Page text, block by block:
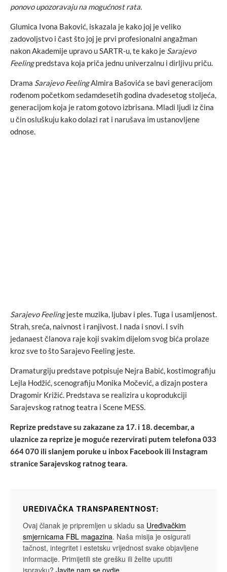
ponovo upozoravaju na mogućnost rata.
Glumica Ivona Baković, iskazala je kako joj je veliko
zadovoljstvo i čast što joj je prvi profesionalni angažman
nakon Akademije upravo u SARTR-u, te kako je Sarajevo
Feelingpredstava koja priča jednu univerzalnu i dirljivu priču.
Drama Sarajevo FeelingAlmira Bašovića se bavi generacijom
rođenom početkom sedamdesetih godina dvadesetog stoljeća,
generacijom koja je ratom gotovo izbrisana. Mladi ljudi iz čina
u čin osluškuju kako dolazi rat i narušava im ustanovljene
odnose.
Sarajevo Feelingjeste muzika, ljubav i ples. Tuga i usamljenost.
Strah, sreća, naivnost i ranjivost. I nada i snovi. I svih
jedanaest članova raje koji svakim dijelom svog bića prolaze
kroz sve to što Sarajevo Feeling jeste.
Dramaturgiju predstave potpisuje Nejra Babić, kostimografiju
Lejla Hodžić, scenografiju Monika Močević, a dizajn postera
Dragomir Križić. Predstava se realizira u koprodukciji
Sarajevskog ratnog teatra i Scene MESS.
Reprize predstave su zakazane za 17. i 18. decembar, a
ulaznice za reprize je moguće rezervirati putem telefona 033
664 070 ili slanjem poruke u inbox Facebook ili Instagram
stranice Sarajevskog ratnog teara.
UREĐIVAČKA TRANSPARENTNOST:
Ovaj članak je pripremljen u skladu sa Uređivačkim
smjernicama FBL magazina. Naša misija je osigurati
tačnost, integritet i estetsku vrijednost svake objavljene
informacije. Primijetili ste grešku ili želite uputiti
ispravku? Javite nam se ovdje